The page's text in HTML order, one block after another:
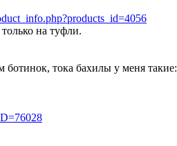
на туфли.
ботинок, тока бахилы у меня такие: